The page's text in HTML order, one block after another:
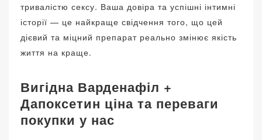
тривалістю сексу. Ваша довіра та успішні інтимні
історії — це найкраще свідчення того, що цей
дієвий та міцний препарат реально змінює якість
життя на краще.
Вигідна Варденафіл +
Дапоксетин ціна та переваги
покупки у нас